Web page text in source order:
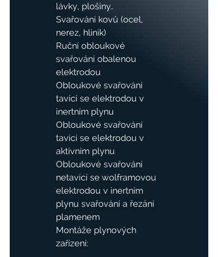
lávky, plošiny..
Svařování kovů (ocel,
nerez, hliník)
Ruční obloukové
svařování obalenou
elektrodou
Obloukové svařování
tavící se elektrodou v
inertním plynu
Obloukové svařování
tavící se elektrodou v
aktivním plynu
Obloukové svařování
netavící se wolframovou
elektrodou v inertním
plynu svařování a řezání
plamenem
Montáže plynových
zařízení: